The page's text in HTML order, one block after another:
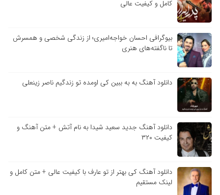
کامل و کیفیت عالی
بیوگرافی احسان خواجه‌امیری؛ از زندگی شخصی و همسرش
تا ناگفته‌های هنری
دانلود آهنگ به به ببین کی اومده تو زندگیم ناصر زینعلی
دانلود آهنگ جدید سعید شیدا به نام آتش + متن آهنگ و
کیفیت ۳۲۰
دانلود آهنگ کی بهتر از تو عارف با کیفیت عالی + متن کامل و
لینک مستقیم